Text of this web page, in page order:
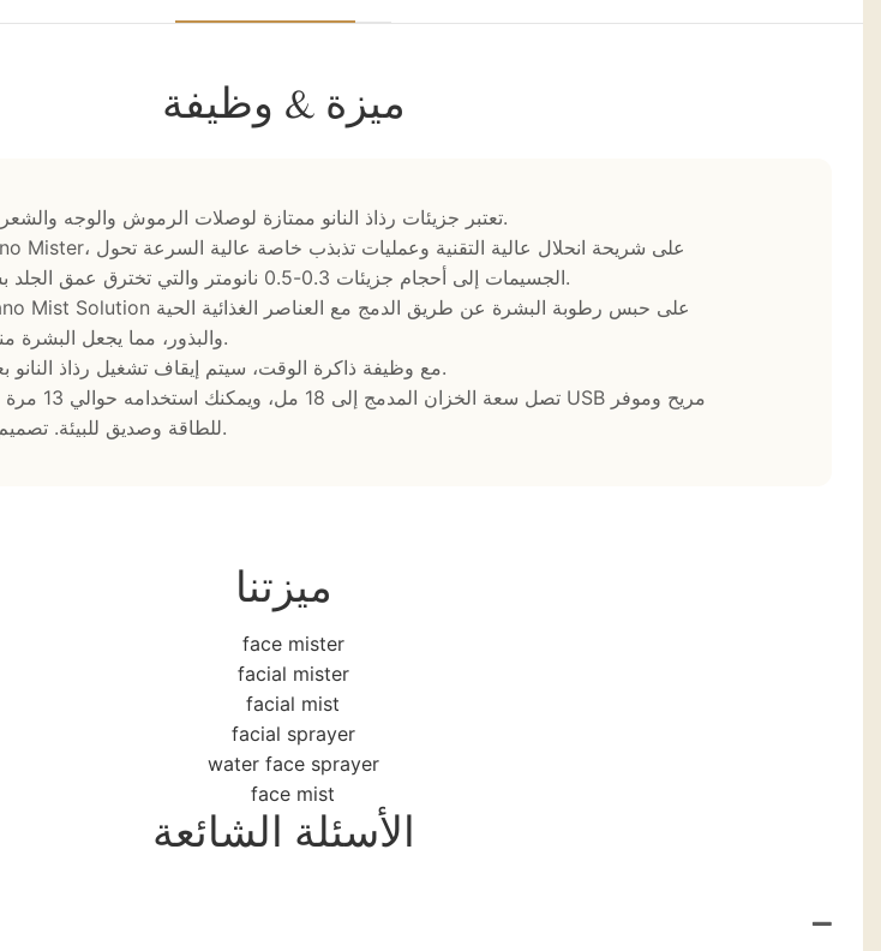
ميزة & وظيفة
1. تعتبر جزيئات رذاذ النانو ممتازة لوصلات الرموش والوجه والشعر والشفاه والجسم.
الجسيمات إلى أحجام جزيئات 0.3-0.5 نانومتر والتي تخترق عمق الجلد بسرعة. لا أبخرة/تهيج.
والبذور، مما يجعل البشرة منتعشة ورطبة ومرنة.
4. مع وظيفة ذاكرة الوقت، سيتم إيقاف تشغيل رذاذ النانو بعد 50 ثانية تلقائيًا.
للطاقة وصديق للبيئة. تصميم هادئ ونحيف وأنيق.
ميزتنا
الأسئلة الشائعة